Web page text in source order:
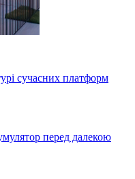
сучасних платформ
перед далекою